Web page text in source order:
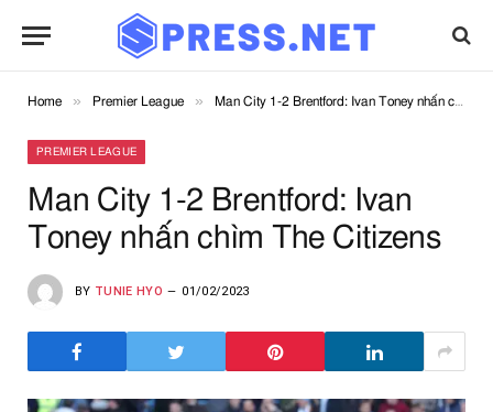
Home » Premier League » Man City 1-2 Brentford: Ivan Toney nhấn chìm The Citizens
PREMIER LEAGUE
Man City 1-2 Brentford: Ivan
Toney nhấn chìm The Citizens
BY TUNIE HYO 01/02/2023